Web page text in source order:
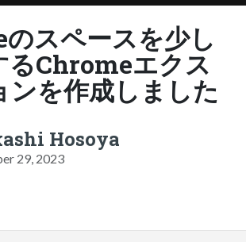
スペースを少し
るChromeエクス
ンを作成しました
Hosoya
29, 2023